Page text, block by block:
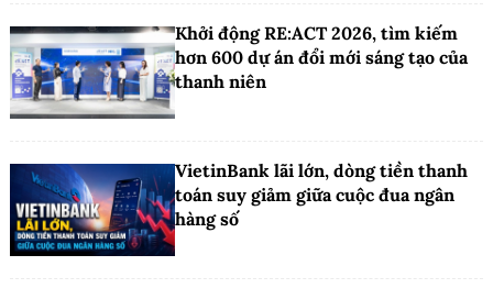
Khởi động RE:ACT 2026, tìm kiếm
hơn 600 dự án đổi mới sáng tạo của
thanh niên
VietinBank lãi lớn, dòng tiền thanh
toán suy giảm giữa cuộc đua ngân
hàng số